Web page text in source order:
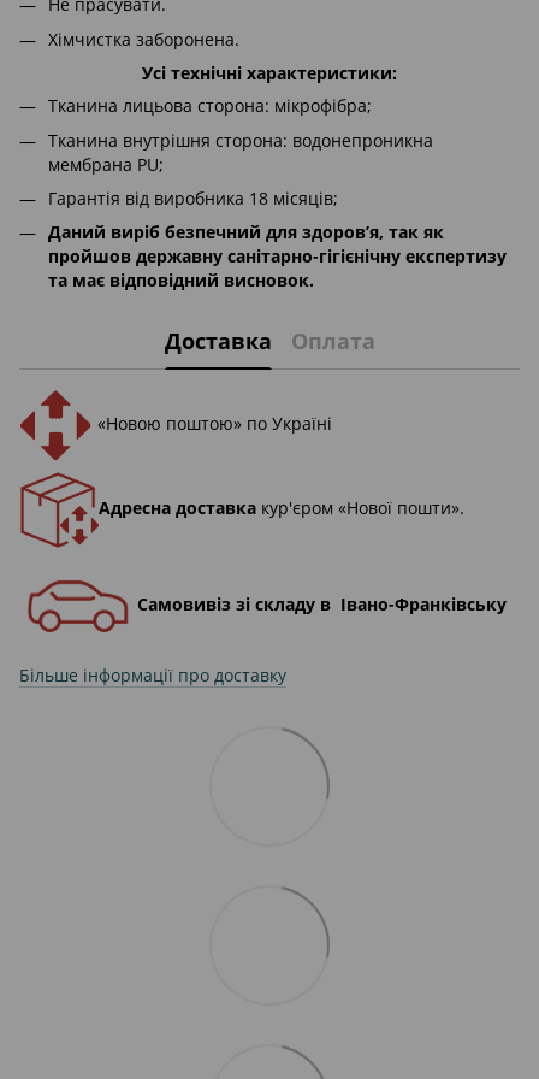
Не прасувати.
Хімчистка заборонена.
Усі технічні характеристики:
Тканина лицьова сторона: мікрофібра;
Тканина внутрішня сторона: водонепроникна
мембрана PU;
Гарантія від виробника 18 місяців;
Даний виріб безпечний для здоров’я, так як
пройшов державну санітарно-гігієнічну експертизу
та має відповідний висновок.
Доставка Оплата
«Новою поштою» по Україні
Адресна доставка кур'єром «Нової пошти».
Самовивіз зі складу в Івано-Франківську
Більше інформації про доставку